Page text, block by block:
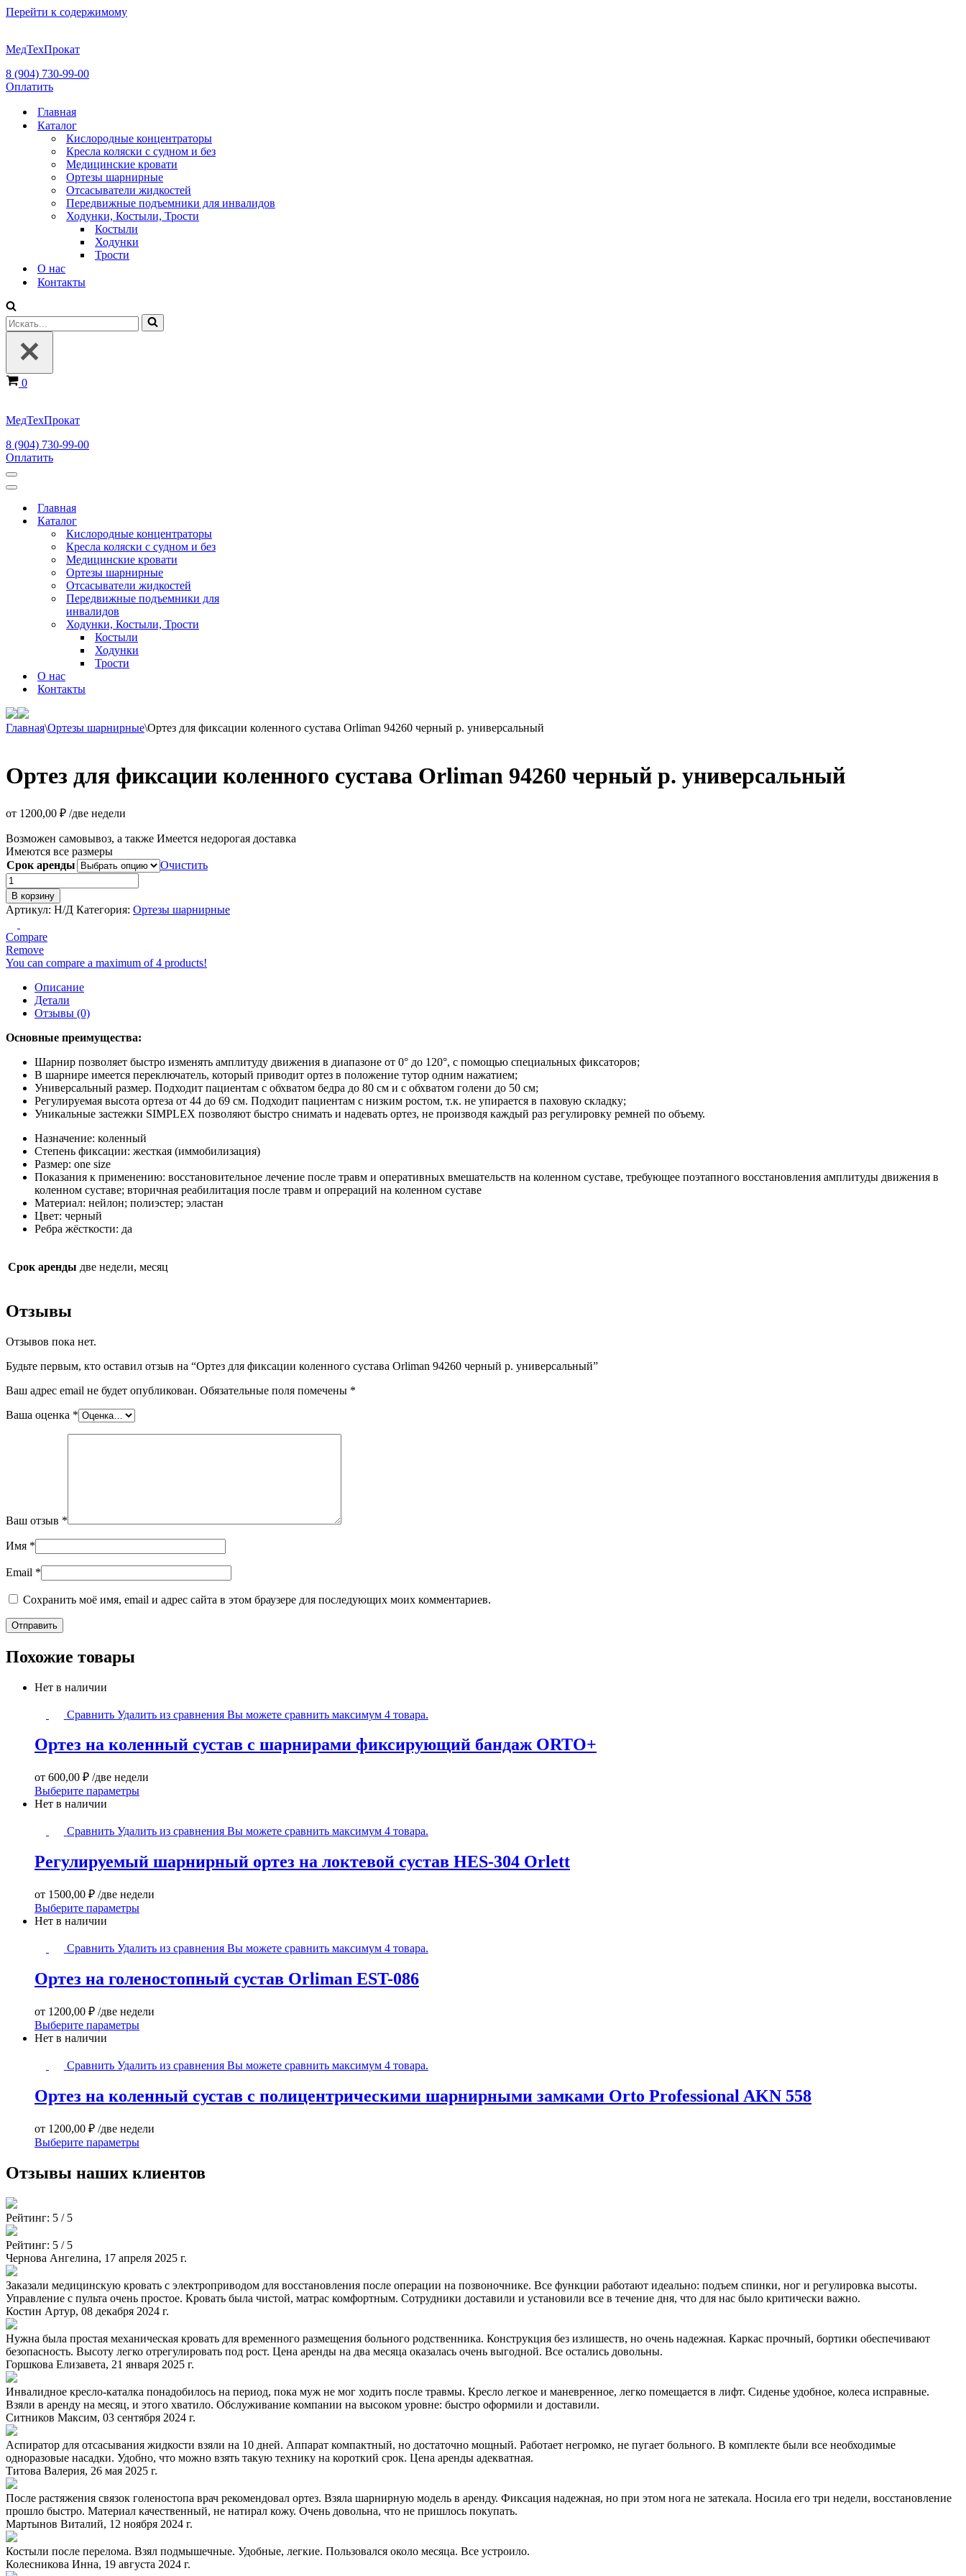
Перейти к содержимому
МедТехПрокат
8 (904) 730-99-00
Оплатить
Главная
Каталог
Кислородные концентраторы
Кресла коляски с судном и без
Медицинские кровати
Ортезы шарнирные
Отсасыватели жидкостей
Передвижные подъемники для инвалидов
Ходунки, Костыли, Трости
Костыли
Ходунки
Трости
О нас
Контакты
Искать...
Корзина
0
МедТехПрокат
8 (904) 730-99-00
Оплатить
Меню
навигации
Меню
навигацииГлавная
Каталог
Кислородные концентраторы
Кресла коляски с судном и без
Медицинские кровати
Ортезы шарнирные
Отсасыватели жидкостей
Передвижные подъемники для
инвалидов
Ходунки, Костыли, Трости
Костыли
Ходунки
Трости
О нас
Контакты
Главная\Ортезы шарнирные\Ортез для фиксации коленного сустава Orliman 94260 черный р. универсальный
Ортез для фиксации коленного сустава Orliman 94260 черный р. универсальный
от 1200,00 ₽ /две недели
Возможен самовывоз, а также Имеется недорогая доставка
Имеются все размеры
Срок аренды
Очистить
Количество
товара
Ортез
для
фиксации
коленного
сустава
Orliman
черный
универсальный
В корзину
Артикул: Н/Д Категория: Ортезы шарнирные
Compare
Remove
You can compare a maximum of 4 products!
Описание
Детали
Отзывы (0)
Основные преимущества:
Шарнир позволяет быстро изменять амплитуду движения в диапазоне от 0° до 120°, с помощью специальных фиксаторов;
В шарнире имеется переключатель, который приводит ортез в положение тутор одним нажатием;
Универсальный размер. Подходит пациентам с обхватом бедра до 80 см и с обхватом голени до 50 см;
Регулируемая высота ортеза от 44 до 69 см. Подходит пациентам с низким ростом, т.к. не упирается в паховую складку;
Уникальные застежки SIMPLEX позволяют быстро снимать и надевать ортез, не производя каждый раз регулировку ремней по объему.
Назначение: коленный
Степень фиксации: жесткая (иммобилизация)
Размер: one size
Показания к применению: восстановительное лечение после травм и оперативных вмешательств на коленном суставе, требующее поэтапного восстановления амплитуды движения в
коленном суставе; вторичная реабилитация после травм и опрераций на коленном суставе
Материал: нейлон; полиэстер; эластан
Цвет: черный
Ребра жёсткости: да
Срок аренды две недели, месяц
Отзывы
Отзывов пока нет.
Будьте первым, кто оставил отзыв на “Ортез для фиксации коленного сустава Orliman 94260 черный р. универсальный”
Ваш адрес email не будет опубликован. Обязательные поля помечены *
Ваша оценка *
Ваш отзыв *
Имя *
Email *
Сохранить моё имя, email и адрес сайта в этом браузере для последующих моих комментариев.
Похожие товары
Нет в наличии
коленный
сустав
шарнирами
фиксирующий
бандаж
Сравнить Удалить из сравнения Вы можете сравнить максимум 4 товара.
Ортез на коленный сустав с шарнирами фиксирующий бандаж ORTO+
от 600,00 ₽ /две недели
Выберите параметрыЭтот
несколько
Опции
можно
на
странице
Нет в наличии
Регулируемый
ортез
на
сустав
HES-
304
Сравнить Удалить из сравнения Вы можете сравнить максимум 4 товара.
Регулируемый шарнирный ортез на локтевой сустав HES-304 Orlett
от 1500,00 ₽ /две недели
Выберите параметрыЭтот
несколько
можно
на
странице
Нет в наличии
голеностопный
сустав
EST-
086
Сравнить Удалить из сравнения Вы можете сравнить максимум 4 товара.
Ортез на голеностопный сустав Orliman EST-086
от 1200,00 ₽ /две недели
Выберите параметрыЭтот
несколько
можно
на
странице
Нет в наличии
коленный
сустав
полицентрическими
шарнирными
Professional
Сравнить Удалить из сравнения Вы можете сравнить максимум 4 товара.
Ортез на коленный сустав с полицентрическими шарнирными замками Orto Professional AKN 558
от 1200,00 ₽ /две недели
Выберите параметрыЭтот
несколько
странице
Отзывы наших клиентов
Рейтинг: 5 / 5
Рейтинг: 5 / 5
Чернова Ангелина, 17 апреля 2025 г.
Заказали медицинскую кровать с электроприводом для восстановления после операции на позвоночнике. Все функции работают идеально: подъем спинки, ног и регулировка высоты.
Управление с пульта очень простое. Кровать была чистой, матрас комфортным. Сотрудники доставили и установили все в течение дня, что для нас было критически важно.
Костин Артур, 08 декабря 2024 г.
Нужна была простая механическая кровать для временного размещения больного родственника. Конструкция без излишеств, но очень надежная. Каркас прочный, бортики обеспечивают
безопасность. Высоту легко отрегулировать под рост. Цена аренды на два месяца оказалась очень выгодной. Все остались довольны.
Горшкова Елизавета, 21 января 2025 г.
Инвалидное кресло-каталка понадобилось на период, пока муж не мог ходить после травмы. Кресло легкое и маневренное, легко помещается в лифт. Сиденье удобное, колеса исправные.
Взяли в аренду на месяц, и этого хватило. Обслуживание компании на высоком уровне: быстро оформили и доставили.
Ситников Максим, 03 сентября 2024 г.
Аспиратор для отсасывания жидкости взяли на 10 дней. Аппарат компактный, но достаточно мощный. Работает негромко, не пугает больного. В комплекте были все необходимые
одноразовые насадки. Удобно, что можно взять такую технику на короткий срок. Цена аренды адекватная.
Титова Валерия, 26 мая 2025 г.
После растяжения связок голеностопа врач рекомендовал ортез. Взяла шарнирную модель в аренду. Фиксация надежная, но при этом нога не затекала. Носила его три недели, восстановление
прошло быстро. Материал качественный, не натирал кожу. Очень довольна, что не пришлось покупать.
Мартынов Виталий, 12 ноября 2024 г.
Костыли после перелома. Взял подмышечные. Удобные, легкие. Пользовался около месяца. Все устроило.
Колесникова Инна, 19 августа 2024 г.